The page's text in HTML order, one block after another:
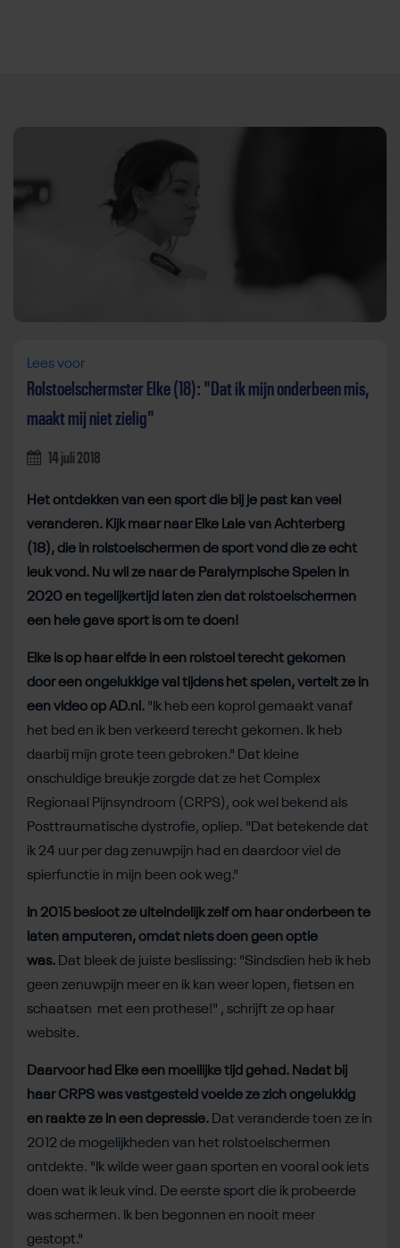
Direct door naar content
Lees voor
Rolstoelschermster Elke (18): "Dat ik mijn onderbeen mis,
maakt mij niet zielig"
14 juli 2018
Het ontdekken van een sport die bij je past kan veel
veranderen. Kijk maar naar Elke Lale van Achterberg
(18), die in rolstoelschermen de sport vond die ze echt
leuk vond. Nu wil ze naar de Paralympische Spelen in
2020 en tegelijkertijd laten zien dat rolstoelschermen
een hele gave sport is om te doen!
Elke is op haar elfde in een rolstoel terecht gekomen
door een ongelukkige val tijdens het spelen, vertelt ze in
een video op AD.nl. "Ik heb een koprol gemaakt vanaf
het bed en ik ben verkeerd terecht gekomen. Ik heb
daarbij mijn grote teen gebroken." Dat kleine
onschuldige breukje zorgde dat ze het Complex
Regionaal Pijnsyndroom (CRPS), ook wel bekend als
Posttraumatische dystrofie, opliep. "Dat betekende dat
ik 24 uur per dag zenuwpijn had en daardoor viel de
spierfunctie in mijn been ook weg."
In 2015 besloot ze uiteindelijk zelf om haar onderbeen te
laten amputeren, omdat niets doen geen optie
was. Dat bleek de juiste beslissing: "Sindsdien heb ik heb
geen zenuwpijn meer en ik kan weer lopen, fietsen en
schaatsen met een prothese!" , schrijft ze op haar
website.
Daarvoor had Elke een moeilijke tijd gehad. Nadat bij
haar CRPS was vastgesteld voelde ze zich ongelukkig
en raakte ze in een depressie. Dat veranderde toen ze in
2012 de mogelijkheden van het rolstoelschermen
ontdekte. "Ik wilde weer gaan sporten en vooral ook iets
doen wat ik leuk vind. De eerste sport die ik probeerde
was schermen. Ik ben begonnen en nooit meer
gestopt."